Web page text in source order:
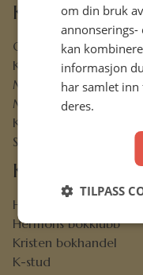
Kundeservice
Ofte stilte spørsmål
Kontaktskjema
Min konto
Menighetsrabatt
Kjøpsbetingelser
Sikkerhet og
Kjekt å vite
Hermon-venn
Hermons bokklubb
Kristen bokhandel
K-stud
om din bruk
annonserings-
kan
informasjon
har samlet
deres.
TILPASS